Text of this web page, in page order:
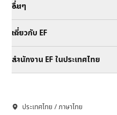
อื่นๆ
เกี่ยวกับ EF
สำนักงาน EF ในประเทศไทย
ประเทศไทย / ภาษาไทย